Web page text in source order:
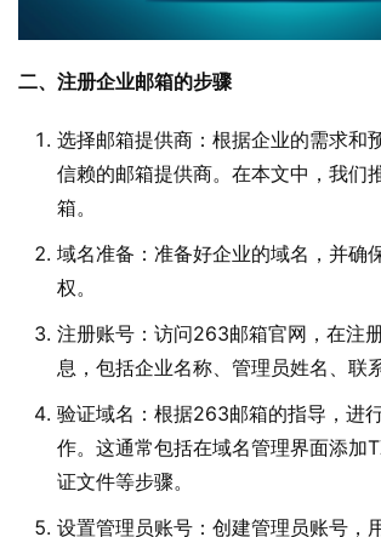
二、注册企业邮箱的步骤
选择邮箱提供商：根据企业的需求和
信赖的邮箱提供商。在本文中，我们
箱。
域名准备：准备好企业的域名，并确
权。
注册账号：访问263邮箱官网，在注
息，包括企业名称、管理员姓名、联
验证域名：根据263邮箱的指导，进
作。这通常包括在域名管理界面添加
证文件等步骤。
设置管理员账号：创建管理员账号，